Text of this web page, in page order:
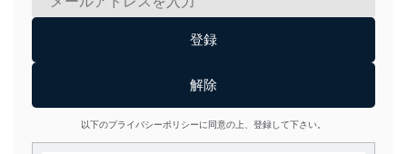
以下のプライバシーポリシーに同意の上、登録して下さい。